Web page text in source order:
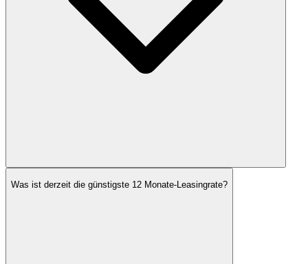
Was ist derzeit die günstigste 12 Monate-Leasingrate?